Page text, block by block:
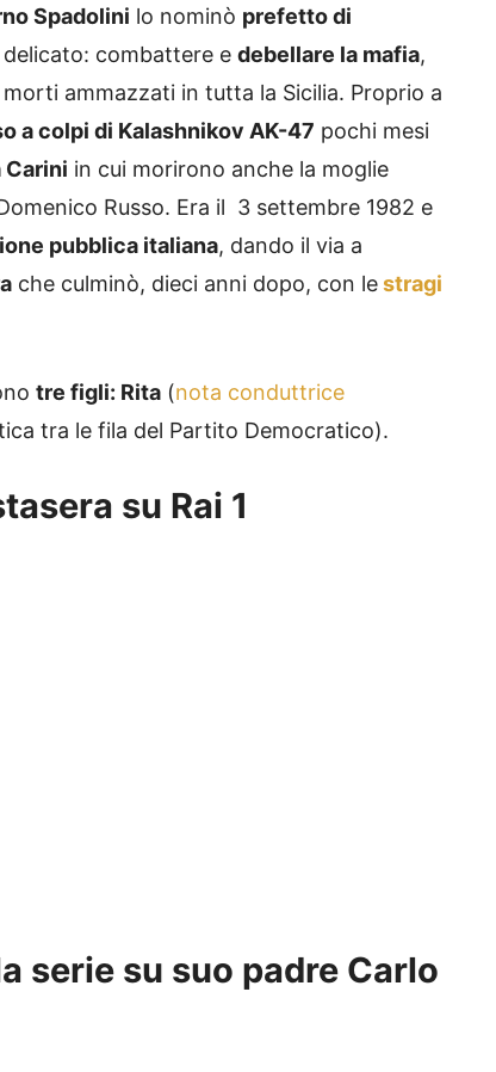
Spadolini lo nominò prefetto di
combattere e debellare la mafia,
ammazzati in tutta la Sicilia. Proprio a
a colpi di Kalashnikov AK-47 pochi mesi
Carini in cui morirono anche la moglie
Russo. Era il 3 settembre 1982 e
pubblica italiana, dando il via a
che culminò, dieci anni dopo, con lestragi
tre figli: Rita (nota conduttrice
tra le fila del Partito Democratico).
su Rai 1
serie su suo padre Carlo